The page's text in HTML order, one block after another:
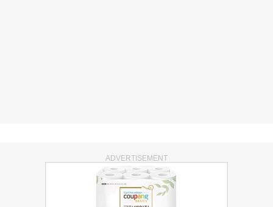
ADVERTISEMENT